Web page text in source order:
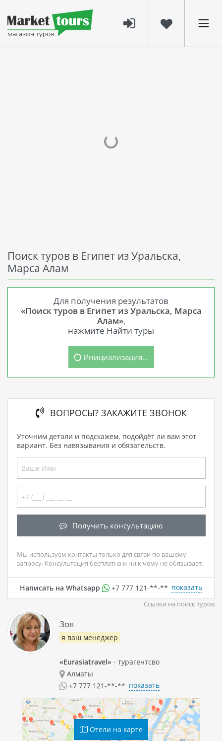
Поиск туров в Египет из Уральска,
Марса Алам
Для получения результатов
«Поиск туров в Египет из Уральска, Марса
Алам»,
нажмите Найти туры
Инициализация...
ВОПРОСЫ? ЗАКАЖИТЕ ЗВОНОК
Уточним детали и подскажем, подойдёт ли вам этот
вариант. Без навязывания и обязательств.
Получить консультацию
Мы используем контакты только для связи по вашему
запросу. Консультация бесплатна и ни к чему не обязывает.
Написать на Whatsapp +7 777 121-**-** показать
Ссылки на поиск туров
Зоя
я ваш менеджер
«Eurasiatravel» - турагентсво
Алматы
+7 777 121-**-** показать
Отели на карте